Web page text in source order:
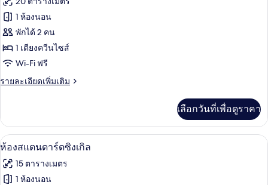
ทั้งหมด
ของ
ห้อง
สแตนดาร์ด
ดับเบิล
1 ห้องนอน
พักได้ 2 คน
1 เตียงควีนไซส์
Wi-Fi ฟรี
รายละเอียดเพิ่มเติม
ราย
เกี่ยว
กับ
ห้อง
ดับเบิล
เลือกวันที่เพื่อดูราคา
เปิด
ภาพถ่าย
ทั้งหมด
ห้องสแตนดาร์ดซิงเกิล | เครื่องนอนร
6
ห้องสแตนดาร์ดซิงเกิล
15 ตารางเมตร
1 ห้องนอน